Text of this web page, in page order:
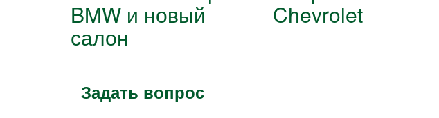
BMW и новый
салон
Chevrolet
Задать вопрос